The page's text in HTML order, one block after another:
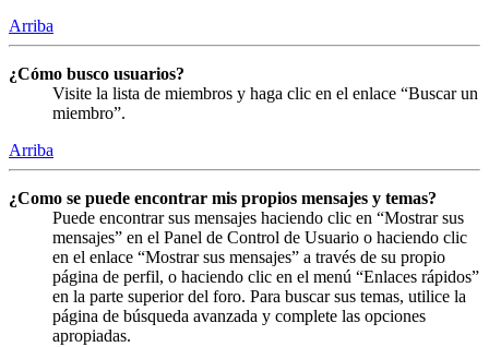
Arriba
¿Cómo busco usuarios?
Visite la lista de miembros y haga clic en el enlace “Buscar un
miembro”.
Arriba
¿Como se puede encontrar mis propios mensajes y temas?
Puede encontrar sus mensajes haciendo clic en “Mostrar sus
mensajes” en el Panel de Control de Usuario o haciendo clic
en el enlace “Mostrar sus mensajes” a través de su propio
página de perfil, o haciendo clic en el menú “Enlaces rápidos”
en la parte superior del foro. Para buscar sus temas, utilice la
página de búsqueda avanzada y complete las opciones
apropiadas.